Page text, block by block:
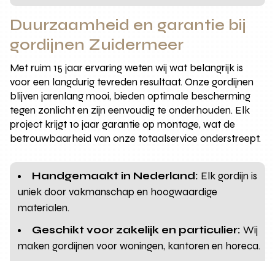
Duurzaamheid en garantie bij
gordijnen Zuidermeer
Met ruim 15 jaar ervaring weten wij wat belangrijk is
voor een langdurig tevreden resultaat. Onze gordijnen
blijven jarenlang mooi, bieden optimale bescherming
tegen zonlicht en zijn eenvoudig te onderhouden. Elk
project krijgt 10 jaar garantie op montage, wat de
betrouwbaarheid van onze totaalservice onderstreept.
Handgemaakt in Nederland: Elk gordijn is
uniek door vakmanschap en hoogwaardige
materialen.
Geschikt voor zakelijk en particulier: Wij
maken gordijnen voor woningen, kantoren en horeca.